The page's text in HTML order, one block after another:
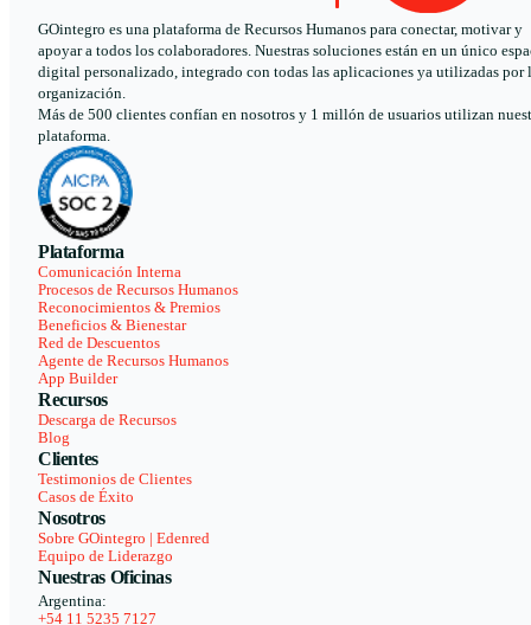
GOintegro es una plataforma de Recursos Humanos para conectar, motivar y
apoyar a todos los colaboradores. Nuestras soluciones están en un único
digital personalizado, integrado con todas las aplicaciones ya utilizadas por
organización.
Más de 500 clientes confían en nosotros y 1 millón de usuarios utilizan
plataforma.
Plataforma
Comunicación Interna
Procesos de Recursos Humanos
Reconocimientos & Premios
Beneficios & Bienestar
Red de Descuentos
Agente de Recursos Humanos
App Builder
Recursos
Descarga de Recursos
Blog
Clientes
Testimonios de Clientes
Casos de Éxito
Nosotros
Sobre GOintegro | Edenred
Equipo de Liderazgo
Nuestras Oficinas
Argentina:
+54 11 5235 7127